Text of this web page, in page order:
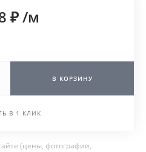
₽/м
В КОРЗИНУ
В 1 КЛИК
(цены, фотографии,